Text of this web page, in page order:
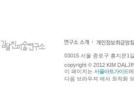
03015 서울 종로구 홍지문1
copyright © 2012 KIM
이 페이지는 서울아트가이드
다음 브라우져 에서 최적화